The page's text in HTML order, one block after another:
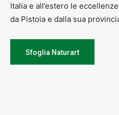
Italia e all’estero le
da Pistoia e dalla sua
Sfoglia Naturart